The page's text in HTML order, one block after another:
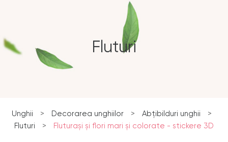
Fluturi
Unghii > Decorarea unghiilor > Abțibilduri unghii
>
Fluturi
> Fluturaşi şi flori mari şi colorate - stickere 3D